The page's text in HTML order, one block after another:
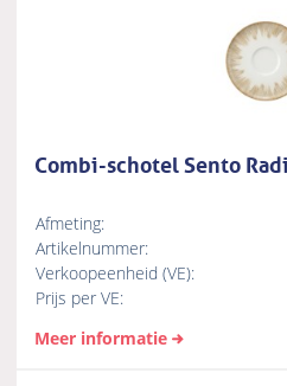
Combi-schotel Sento
Afmeting:
Artikelnummer:
Verkoopeenheid (VE):
Prijs per VE:
Meer informatie